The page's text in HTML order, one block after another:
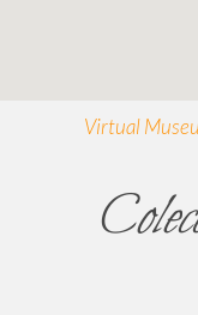
Virtual